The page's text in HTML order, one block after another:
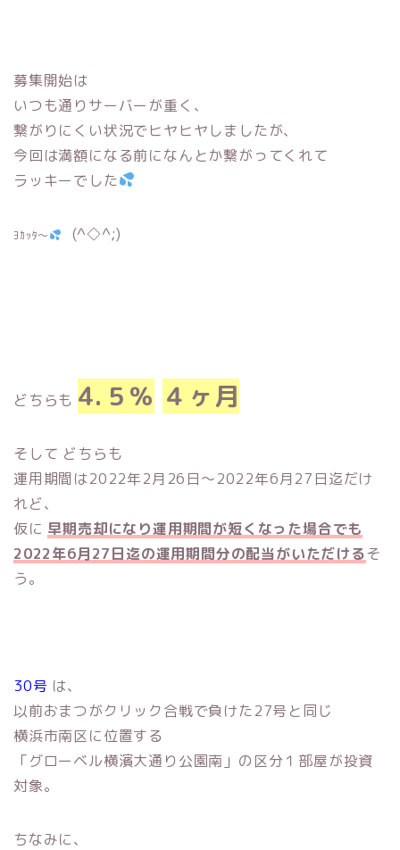
募集開始は
いつも通りサーバーが重く、
繋がりにくい状況でヒヤヒヤしましたが、
今回は満額になる前になんとか繋がってくれて
ラッキーでした
ﾖｶｯﾀ〜 (^◇^;)
どちらも 4.５％ ４ヶ月
そして どちらも
運用期間は2022年2月26日～2022年6月27日迄だけ
れど、
仮に 早期売却になり運用期間が短くなった場合でも
2022年6月27日迄の運用期間分の配当がいただけるそ
う。
30号 は、
以前おまつがクリック合戦で負けた27号と同じ
横浜市南区に位置する
「グローベル横濱大通り公園南」の区分１部屋が投資
対象。
ちなみに、